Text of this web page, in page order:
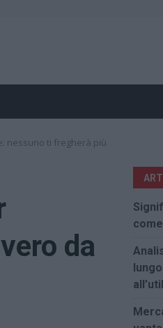
nessuno ti fregherà più
da